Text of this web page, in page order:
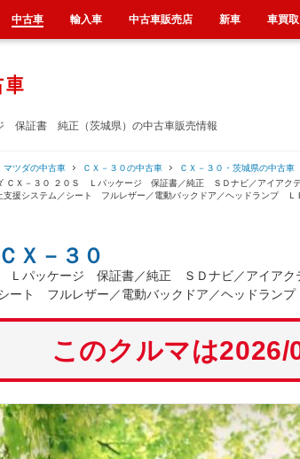
保証書 純正（茨城県）の中古車販売情報
マツダの中古車 ＣＸ－３０の中古車 ＣＸ－３０・茨城県の中古車
ＣＸ－３０ ２０Ｓ Ｌパッケージ 保証書／純正 ＳＤナビ／アイアク
支援システム／シート フルレザー／電動バックドア／ヘッドランプ Ｌ
Ｘ－３０
Ｌパッケージ 保証書／純正 ＳＤナビ／アイアク
ート フルレザー／電動バックドア／ヘッドラン
このクルマは
中古車 輸入車 中古車販売店 新車 車買取